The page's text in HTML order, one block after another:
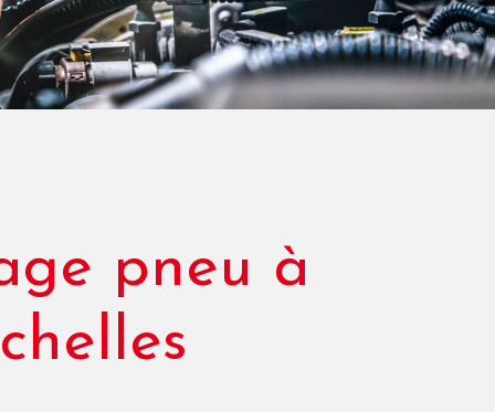
pneu à